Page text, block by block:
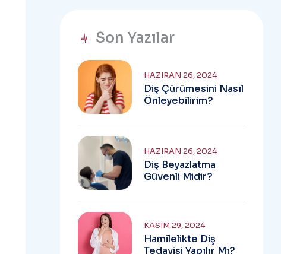
Son Yazılar
HAZIRAN 26, 2024
Diş Çürümesini Nasıl
Önleyebilirim?
HAZIRAN 26, 2024
Diş Beyazlatma
Güvenli Midir?
KASIM 29, 2024
Hamilelikte Diş
Tedavisi Yapılır Mı?